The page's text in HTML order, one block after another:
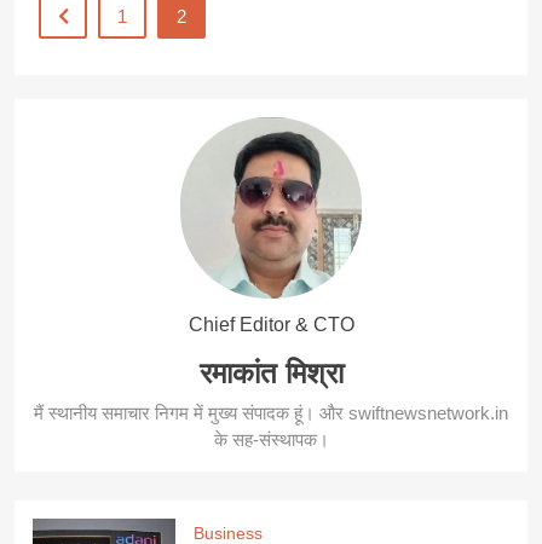
Chief Editor & CTO
रमाकांत मिश्रा
मैं स्थानीय समाचार निगम में मुख्य संपादक हूं। और swiftnewsnetwork.in
के सह-संस्थापक।
Business
1 2